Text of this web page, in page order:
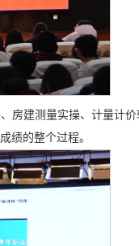
建测量实操、计量计
绩的整个过程。